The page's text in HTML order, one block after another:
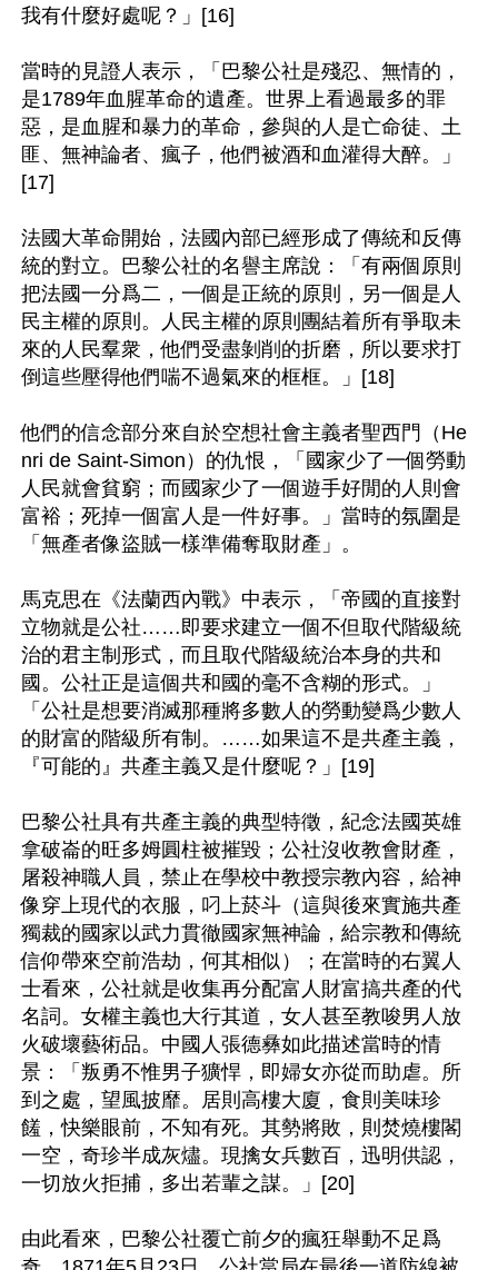
我有什麼好處呢？」[16]
當時的見證人表示，「巴黎公社是殘忍、無情的，
是1789年血腥革命的遺產。世界上看過最多的罪
惡，是血腥和暴力的革命，參與的人是亡命徒、土
匪、無神論者、瘋子，他們被酒和血灌得大醉。」
[17]
法國大革命開始，法國內部已經形成了傳統和反傳
統的對立。巴黎公社的名譽主席說：「有兩個原則
把法國一分爲二，一個是正統的原則，另一個是人
民主權的原則。人民主權的原則團結着所有爭取未
來的人民羣衆，他們受盡剝削的折磨，所以要求打
倒這些壓得他們喘不過氣來的框框。」[18]
他們的信念部分來自於空想社會主義者聖西門（He
nri de Saint-Simon）的仇恨，「國家少了一個勞動
人民就會貧窮；而國家少了一個遊手好閒的人則會
富裕；死掉一個富人是一件好事。」當時的氛圍是
「無產者像盜賊一樣準備奪取財產」。
馬克思在《法蘭西內戰》中表示，「帝國的直接對
立物就是公社……即要求建立一個不但取代階級統
治的君主制形式，而且取代階級統治本身的共和
國。公社正是這個共和國的毫不含糊的形式。」
「公社是想要消滅那種將多數人的勞動變爲少數人
的財富的階級所有制。……如果這不是共產主義，
『可能的』共產主義又是什麼呢？」[19]
巴黎公社具有共產主義的典型特徵，紀念法國英雄
拿破崙的旺多姆圓柱被摧毀；公社沒收教會財產，
屠殺神職人員，禁止在學校中教授宗教內容，給神
像穿上現代的衣服，叼上菸斗（這與後來實施共產
獨裁的國家以武力貫徹國家無神論，給宗教和傳統
信仰帶來空前浩劫，何其相似）；在當時的右翼人
士看來，公社就是收集再分配富人財富搞共產的代
名詞。女權主義也大行其道，女人甚至教唆男人放
火破壞藝術品。中國人張德彝如此描述當時的情
景：「叛勇不惟男子獷悍，即婦女亦從而助虐。所
到之處，望風披靡。居則高樓大廈，食則美味珍
饈，快樂眼前，不知有死。其勢將敗，則焚燒樓閣
一空，奇珍半成灰燼。現擒女兵數百，迅明供認，
一切放火拒捕，多出若輩之謀。」[20]
由此看來，巴黎公社覆亡前夕的瘋狂舉動不足爲